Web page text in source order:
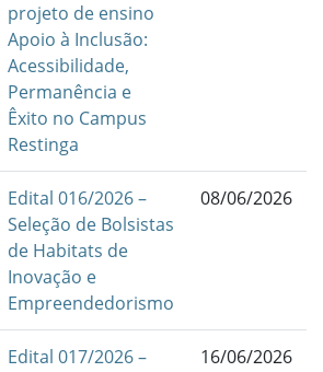
projeto de ensino
Apoio à Inclusão:
Acessibilidade,
Permanência e
Êxito no Campus
Restinga
Edital 016/2026 –
Seleção de Bolsistas
de Habitats de
Inovação e
Empreendedorismo
08/06/2026
Edital 017/2026 –
16/06/2026